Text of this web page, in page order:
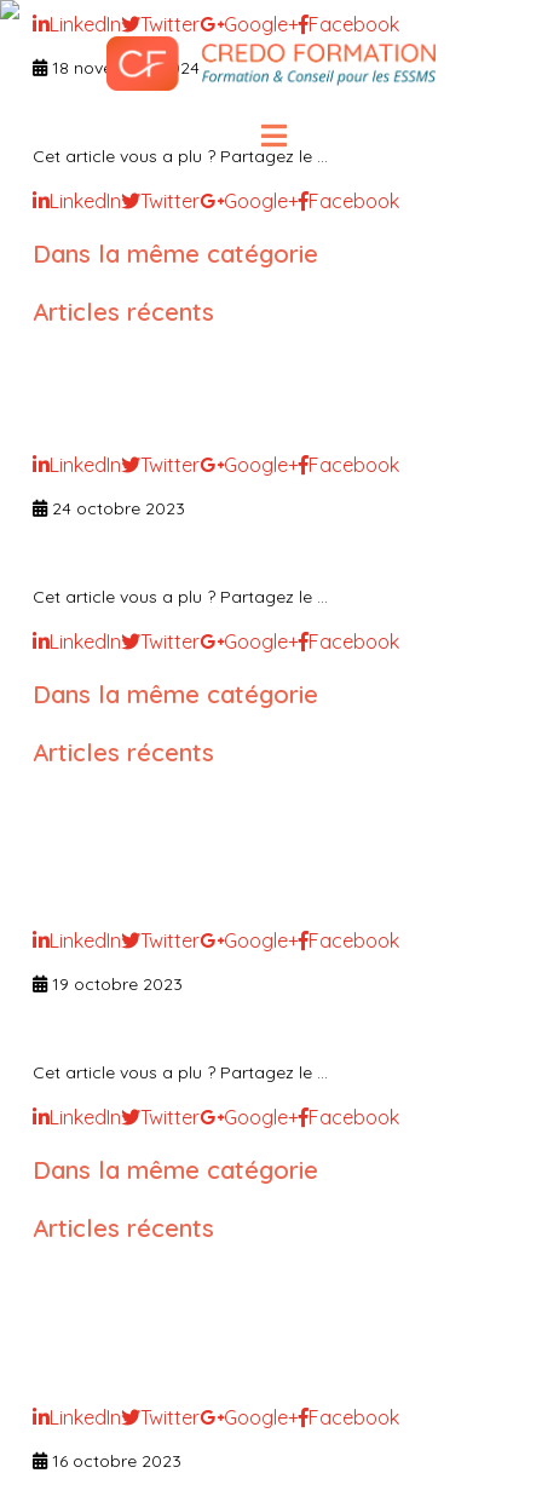
LinkedIn Twitter Google+ Facebook
18 novembre 2024
Cet article vous a plu ? Partagez le ...
LinkedIn Twitter Google+ Facebook
Dans la même catégorie
Articles récents
LinkedIn Twitter Google+ Facebook
24 octobre 2023
Cet article vous a plu ? Partagez le ...
LinkedIn Twitter Google+ Facebook
Dans la même catégorie
Articles récents
LinkedIn Twitter Google+ Facebook
19 octobre 2023
Cet article vous a plu ? Partagez le ...
LinkedIn Twitter Google+ Facebook
Dans la même catégorie
Articles récents
LinkedIn Twitter Google+ Facebook
16 octobre 2023